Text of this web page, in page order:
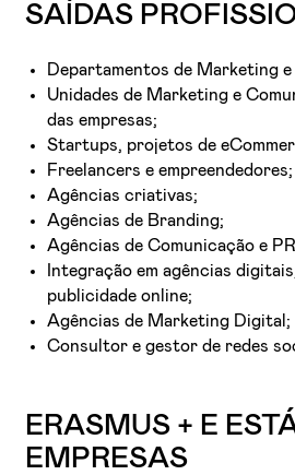
SAÍDAS
Departamentos de Marketing e
Unidades de Marketing e
das empresas;
Startups, projetos de
Freelancers e empreendedores;
Agências criativas;
Agências de Branding;
Agências de Comunicação e
Integração em agências
publicidade online;
Agências de Marketing Digital;
Consultor e gestor de redes
ERASMUS + E
EMPRESAS